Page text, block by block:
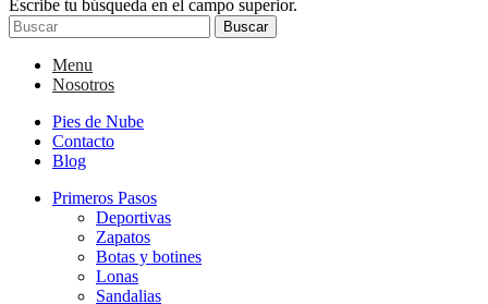
Escribe tu búsqueda en el campo superior.
Buscar
Menu
Nosotros
Pies de Nube
Contacto
Blog
Primeros Pasos
Deportivas
Zapatos
Botas y botines
Lonas
Sandalias